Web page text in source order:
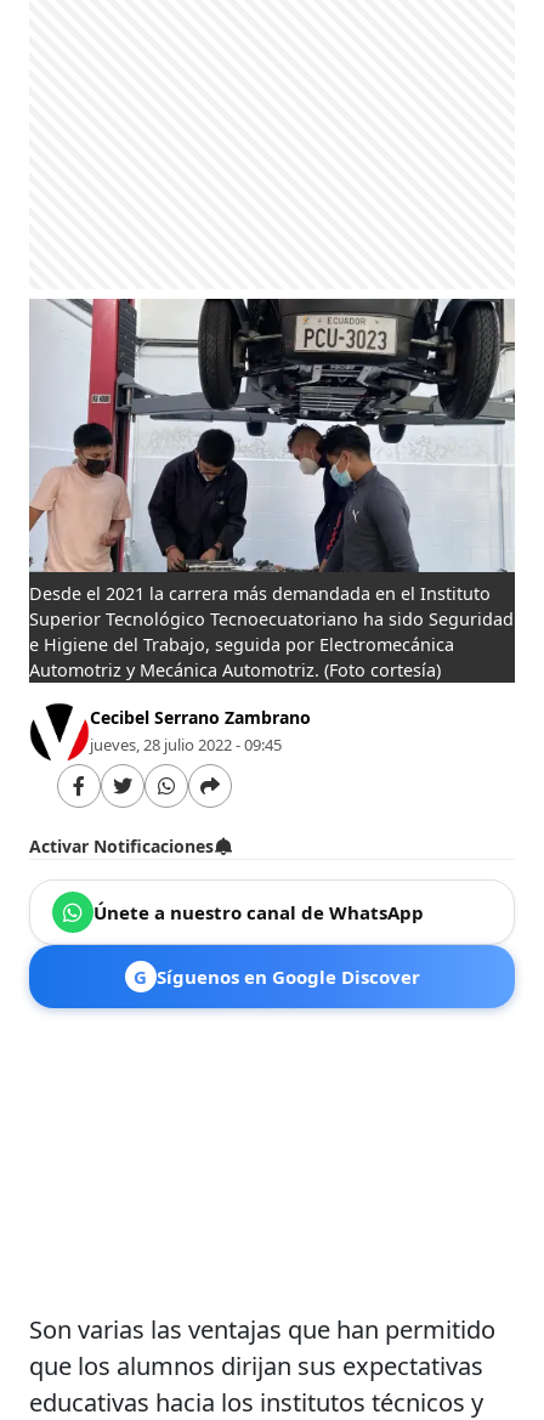
Desde el 2021 la carrera más demandada en el Instituto
Superior Tecnológico Tecnoecuatoriano ha sido Seguridad
e Higiene del Trabajo, seguida por Electromecánica
Automotriz y Mecánica Automotriz. (Foto cortesía)
Cecibel Serrano Zambrano
jueves, 28 julio 2022 - 09:45
Activar Notificaciones
Únete a nuestro canal de WhatsApp
G Síguenos en Google Discover
Son varias las ventajas que han permitido
que los alumnos dirijan sus expectativas
educativas hacia los institutos técnicos y